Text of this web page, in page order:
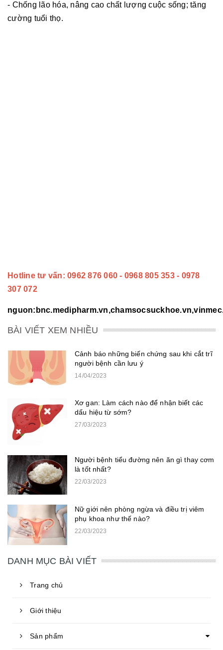
- Chống lão hóa, nâng cao chất lượng cuộc sống; tăng
cường tuổi thọ.
Hotline tư vấn: 0962 876 060 - 0968 805 353 - 0978
307 072
BÀI VIẾT XEM NHIỀU
Cảnh báo những biến chứng sau khi cắt trĩ
người bệnh cần lưu ý
14/04/2023
Xơ gan: Làm cách nào để nhận biết các
dấu hiệu từ sớm?
27/03/2023
Người bệnh tiểu đường nên ăn gì thay cơm
là tốt nhất?
22/03/2023
Nữ giới nên phòng ngừa và điều trị viêm
phụ khoa như thế nào?
22/03/2023
DANH MỤC BÀI VIẾT
Trang chủ
Giới thiệu
Sản phẩm